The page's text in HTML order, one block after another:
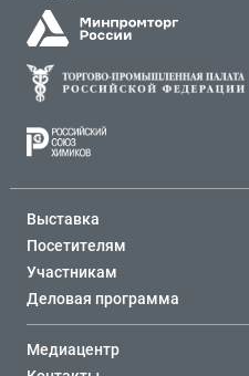
Выставка
Посетителям
Участникам
Деловая программа
Медиацентр